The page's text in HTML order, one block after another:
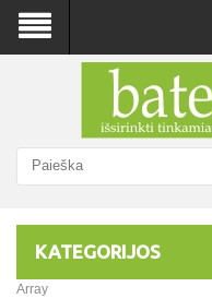
KATEGORIJOS
Array